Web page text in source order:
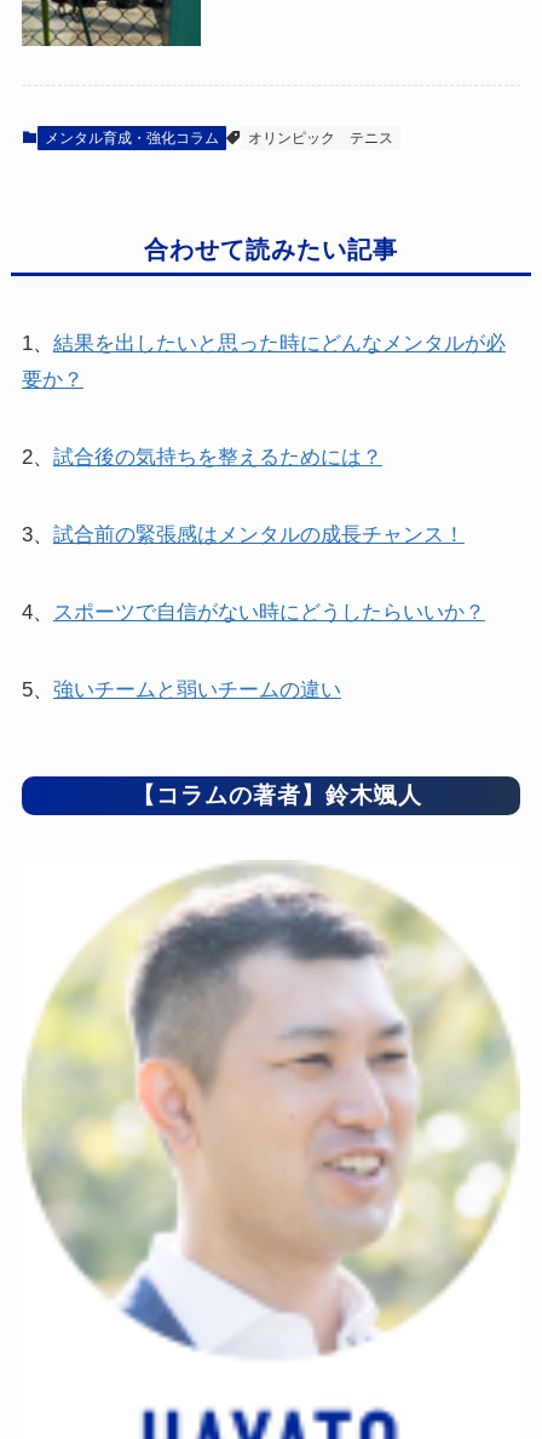
メンタル育成・強化コラム オリンピック テニス
合わせて読みたい記事
1、 結果を出したいと思った時にどんなメンタルが必
要か？
2、 試合後の気持ちを整えるためには？
3、 試合前の緊張感はメンタルの成長チャンス！
4、 スポーツで自信がない時にどうしたらいいか？
5、 強いチームと弱いチームの違い
【コラムの著者】鈴木颯人